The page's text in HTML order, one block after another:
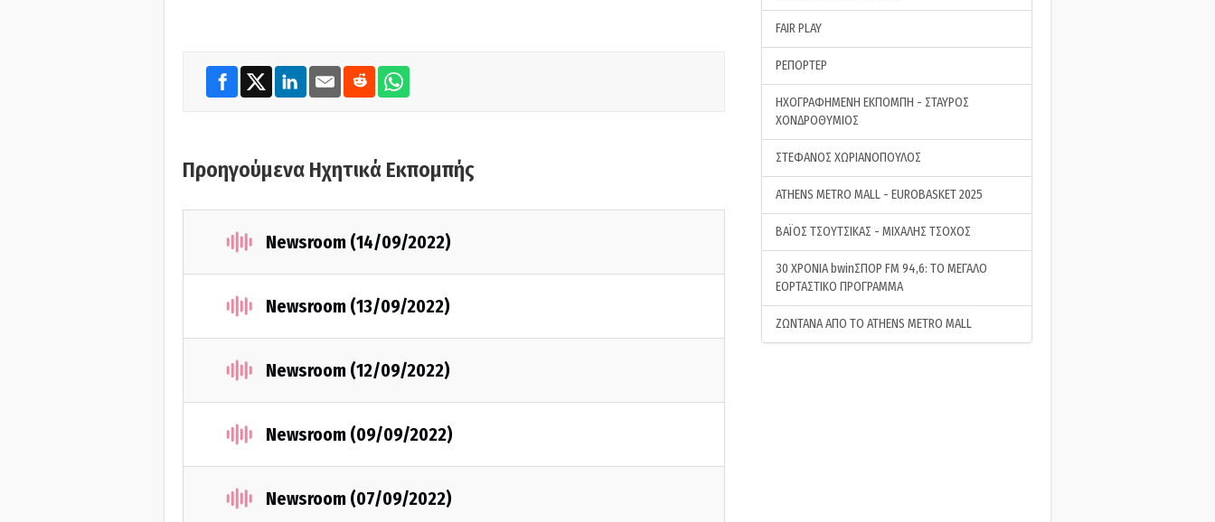
Προηγούμενα Ηχητικά Εκπομπής
Newsroom (14/09/2022)
Newsroom (13/09/2022)
Newsroom (12/09/2022)
Newsroom (09/09/2022)
Newsroom (07/09/2022)
FAIR PLAY
ΡΕΠΟΡΤΕΡ
ΗΧΟΓΡΑΦΗΜΕΝΗ ΕΚΠΟΜΠΗ - ΣΤΑΥΡΟΣ
ΧΟΝΔΡΟΘΥΜΙΟΣ
ΣΤΕΦΑΝΟΣ ΧΩΡΙΑΝΟΠΟΥΛΟΣ
ATHENS METRO MALL - EUROBASKET 2025
ΒΑΪΟΣ ΤΣΟΥΤΣΙΚΑΣ - ΜΙΧΑΛΗΣ ΤΣΟΧΟΣ
30 ΧΡΟΝΙΑ bwinΣΠΟΡ FM 94,6: ΤΟ ΜΕΓΑΛΟ
ΕΟΡΤΑΣΤΙΚΟ ΠΡΟΓΡΑΜΜΑ
ΖΩΝΤΑΝΑ ΑΠΟ ΤΟ ATHENS METRO MALL